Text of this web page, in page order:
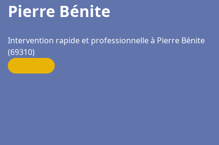
Pierre Bénite
Intervention rapide et professionnelle à Pierre Bénite
(69310)